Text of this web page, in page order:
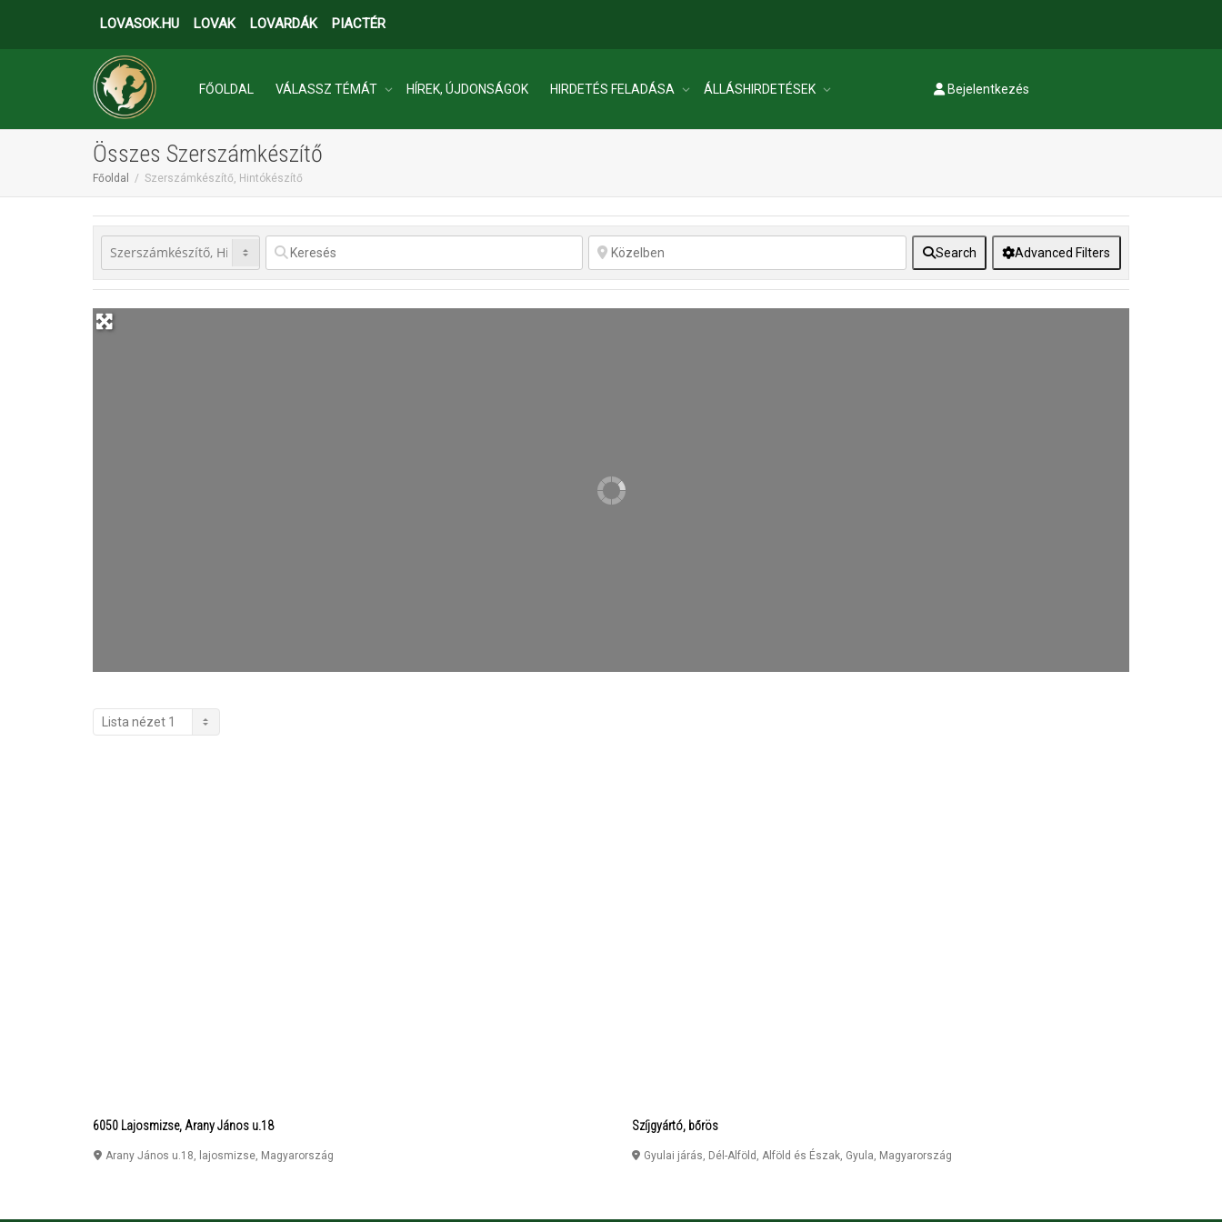
LOVASOK.HU LOVAK LOVARDÁK PIACTÉR
FŐOLDAL VÁLASSZ TÉMÁT HÍREK, ÚJDONSÁGOK HIRDETÉS FELADÁSA ÁLLÁSHIRDETÉSEK Bejelentkezés
Összes Szerszámkészítő
Főoldal Szerszámkészítő, Hintókészítő
Search Advanced Filters
6050 Lajosmizse, Arany János u.18
Arany János u.18 lajosmizse, Magyarország
Szíjgyártó, bőrös
Gyulai járás, Dél-Alföld, Alföld és Észak Gyula Magyarország